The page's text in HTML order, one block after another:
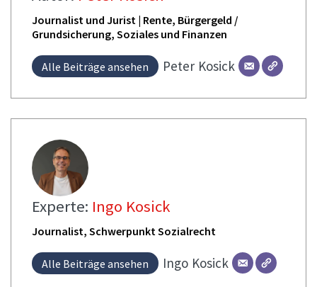
Journalist und Jurist | Rente, Bürgergeld /
Grundsicherung, Soziales und Finanzen
Alle Beiträge ansehen Peter Kosick
Experte: Ingo Kosick
Journalist, Schwerpunkt Sozialrecht
Alle Beiträge ansehen Ingo Kosick